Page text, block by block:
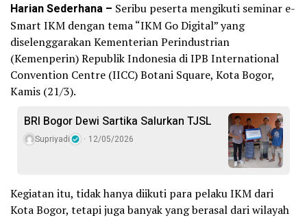
Harian Sederhana – Seribu peserta mengikuti seminar e-
Smart IKM dengan tema “IKM Go Digital” yang
diselenggarakan Kementerian Perindustrian
(Kemenperin) Republik Indonesia di IPB International
Convention Centre (IICC) Botani Square, Kota Bogor,
Kamis (21/3).
BRI Bogor Dewi Sartika Salurkan TJSL
Supriyadi 12/05/2026
Kegiatan itu, tidak hanya diikuti para pelaku IKM dari
Kota Bogor, tetapi juga banyak yang berasal dari wilayah